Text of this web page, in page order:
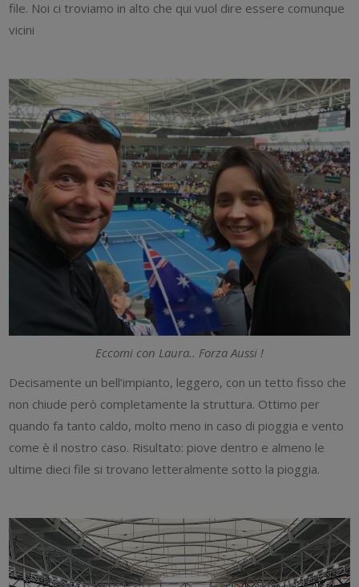
file. Noi ci troviamo in alto che qui vuol dire essere comunque
vicini
Eccomi con Laura.. Forza Aussi !
Decisamente un bell’impianto, leggero, con un tetto fisso che
non chiude però completamente la struttura. Ottimo per
quando fa tanto caldo, molto meno in caso di pioggia e vento
come è il nostro caso. Risultato: piove dentro e almeno le
ultime dieci file si trovano letteralmente sotto la pioggia.